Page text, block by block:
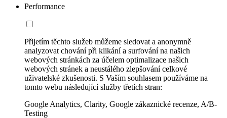
Performance
Přijetím těchto služeb můžeme sledovat a anonymně
analyzovat chování při klikání a surfování na našich
webových stránkách za účelem optimalizace našich
webových stránek a neustálého zlepšování celkové
uživatelské zkušenosti. S Vaším souhlasem používáme na
tomto webu následující služby třetích stran:
Google Analytics, Clarity, Google zákaznické recenze, A/B-
Testing